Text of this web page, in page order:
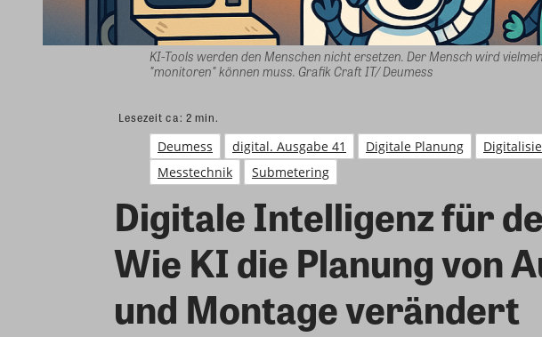
KI-Tools werden den Menschen nicht ersetzen. Der Mensch wird
"monitoren" können muss. Grafik Craft IT/ Deumess
Lesezeit ca: 2 min.
Deumess digital. Ausgabe 41 Digitale Planung
Messtechnik
Submetering
Digitale Intelligenz für
Wie KI die Planung von
und Montage verändert